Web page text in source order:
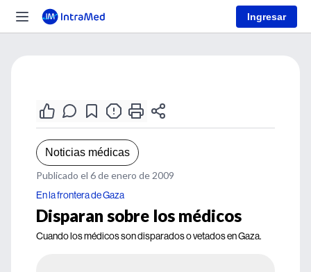
Ingresar
Noticias médicas
Publicado el 6 de enero de 2009
En la frontera de Gaza
Disparan sobre los médicos
Cuando los médicos son disparados o vetados en Gaza.